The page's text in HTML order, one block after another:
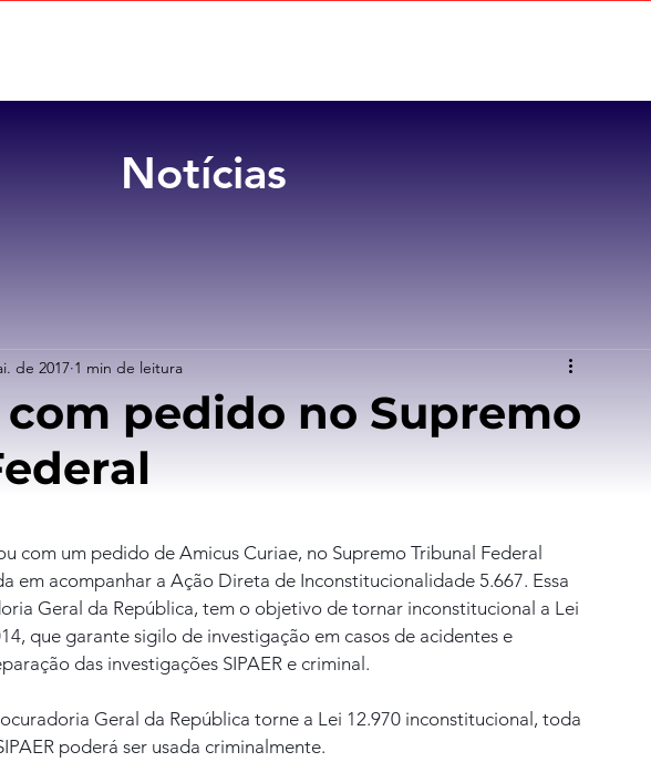
Notícias
com pedido no Supremo
de 2017 1 min de leitura
com um pedido de Amicus Curiae, no Supremo Tribunal Federal
em acompanhar a Ação Direta de Inconstitucionalidade 5.667. Essa
Geral da República, tem o objetivo de tornar inconstitucional a Lei
que garante sigilo de investigação em casos de acidentes e
das investigações SIPAER e criminal.
Geral da República torne a Lei 12.970 inconstitucional, toda
poderá ser usada criminalmente.